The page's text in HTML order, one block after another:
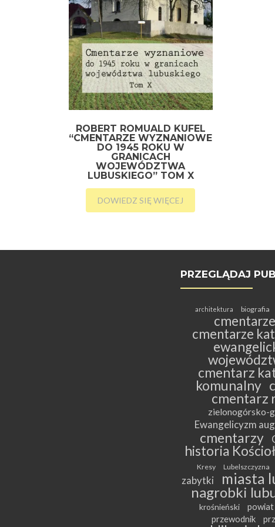
ROBERT ROMUALD KUFEL
“CMENTARZE WYZNANIOWE
DO 1945 ROKU W
GRANICACH
WOJEWÓDZTWA
LUBUSKIEGO” TOM X
DOWIEDZ SIĘ WIĘCEJ
PRZEGLĄDAJ
architektura biografia
cmentarze
cmentarz
komunalny
cmentarz
zielonogórsko-
Ewangelicyzm
cmentarzy
historia
Kresy Lubelszczyzna
zabytki
miasta
nagrobki
krośnieński
powiat
przewodnik